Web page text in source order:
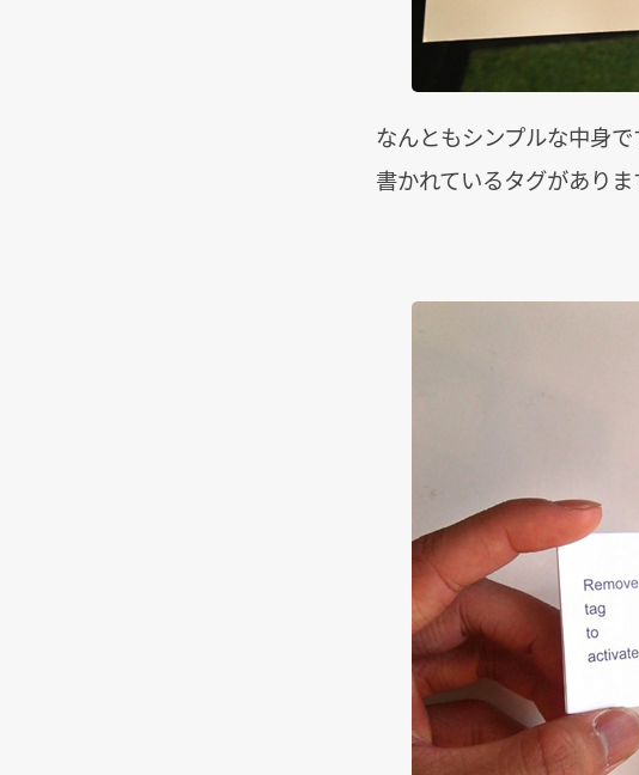
なんともシンプルな中身
書かれているタグがありま